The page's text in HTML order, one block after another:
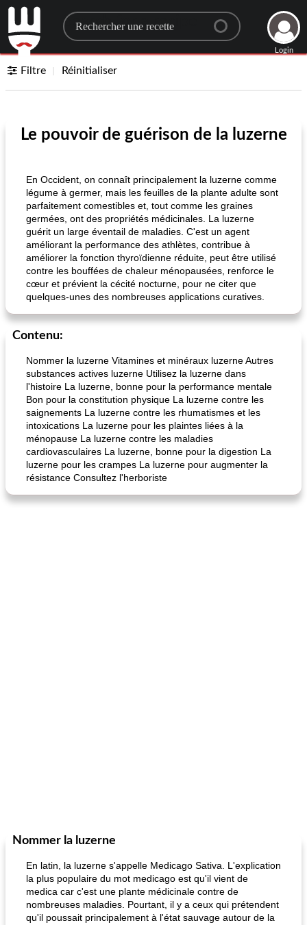
Search for a recipe
Login
Filtre Réinitialiser
Le pouvoir de guérison de la luzerne
En Occident, on connaît principalement la luzerne comme
légume à germer, mais les feuilles de la plante adulte sont
parfaitement comestibles et, tout comme les graines
germées, ont des propriétés médicinales. La luzerne
guérit un large éventail de maladies. C'est un agent
améliorant la performance des athlètes, contribue à
améliorer la fonction thyroïdienne réduite, peut être utilisé
contre les bouffées de chaleur ménopausées, renforce le
cœur et prévient la cécité nocturne, pour ne citer que
quelques-unes des nombreuses applications curatives.
Contenu:
Nommer la luzerne Vitamines et minéraux luzerne Autres
substances actives luzerne Utilisez la luzerne dans
l'histoire La luzerne, bonne pour la performance mentale
Bon pour la constitution physique La luzerne contre les
saignements La luzerne contre les rhumatismes et les
intoxications La luzerne pour les plaintes liées à la
ménopause La luzerne contre les maladies
cardiovasculaires La luzerne, bonne pour la digestion La
luzerne pour les crampes La luzerne pour augmenter la
résistance Consultez l'herboriste
Nommer la luzerne
En latin, la luzerne s'appelle Medicago Sativa. L'explication
la plus populaire du mot medicago est qu'il vient de
medica car c'est une plante médicinale contre de
nombreuses maladies. Pourtant, il y a ceux qui prétendent
qu'il poussait principalement à l'état sauvage autour de la